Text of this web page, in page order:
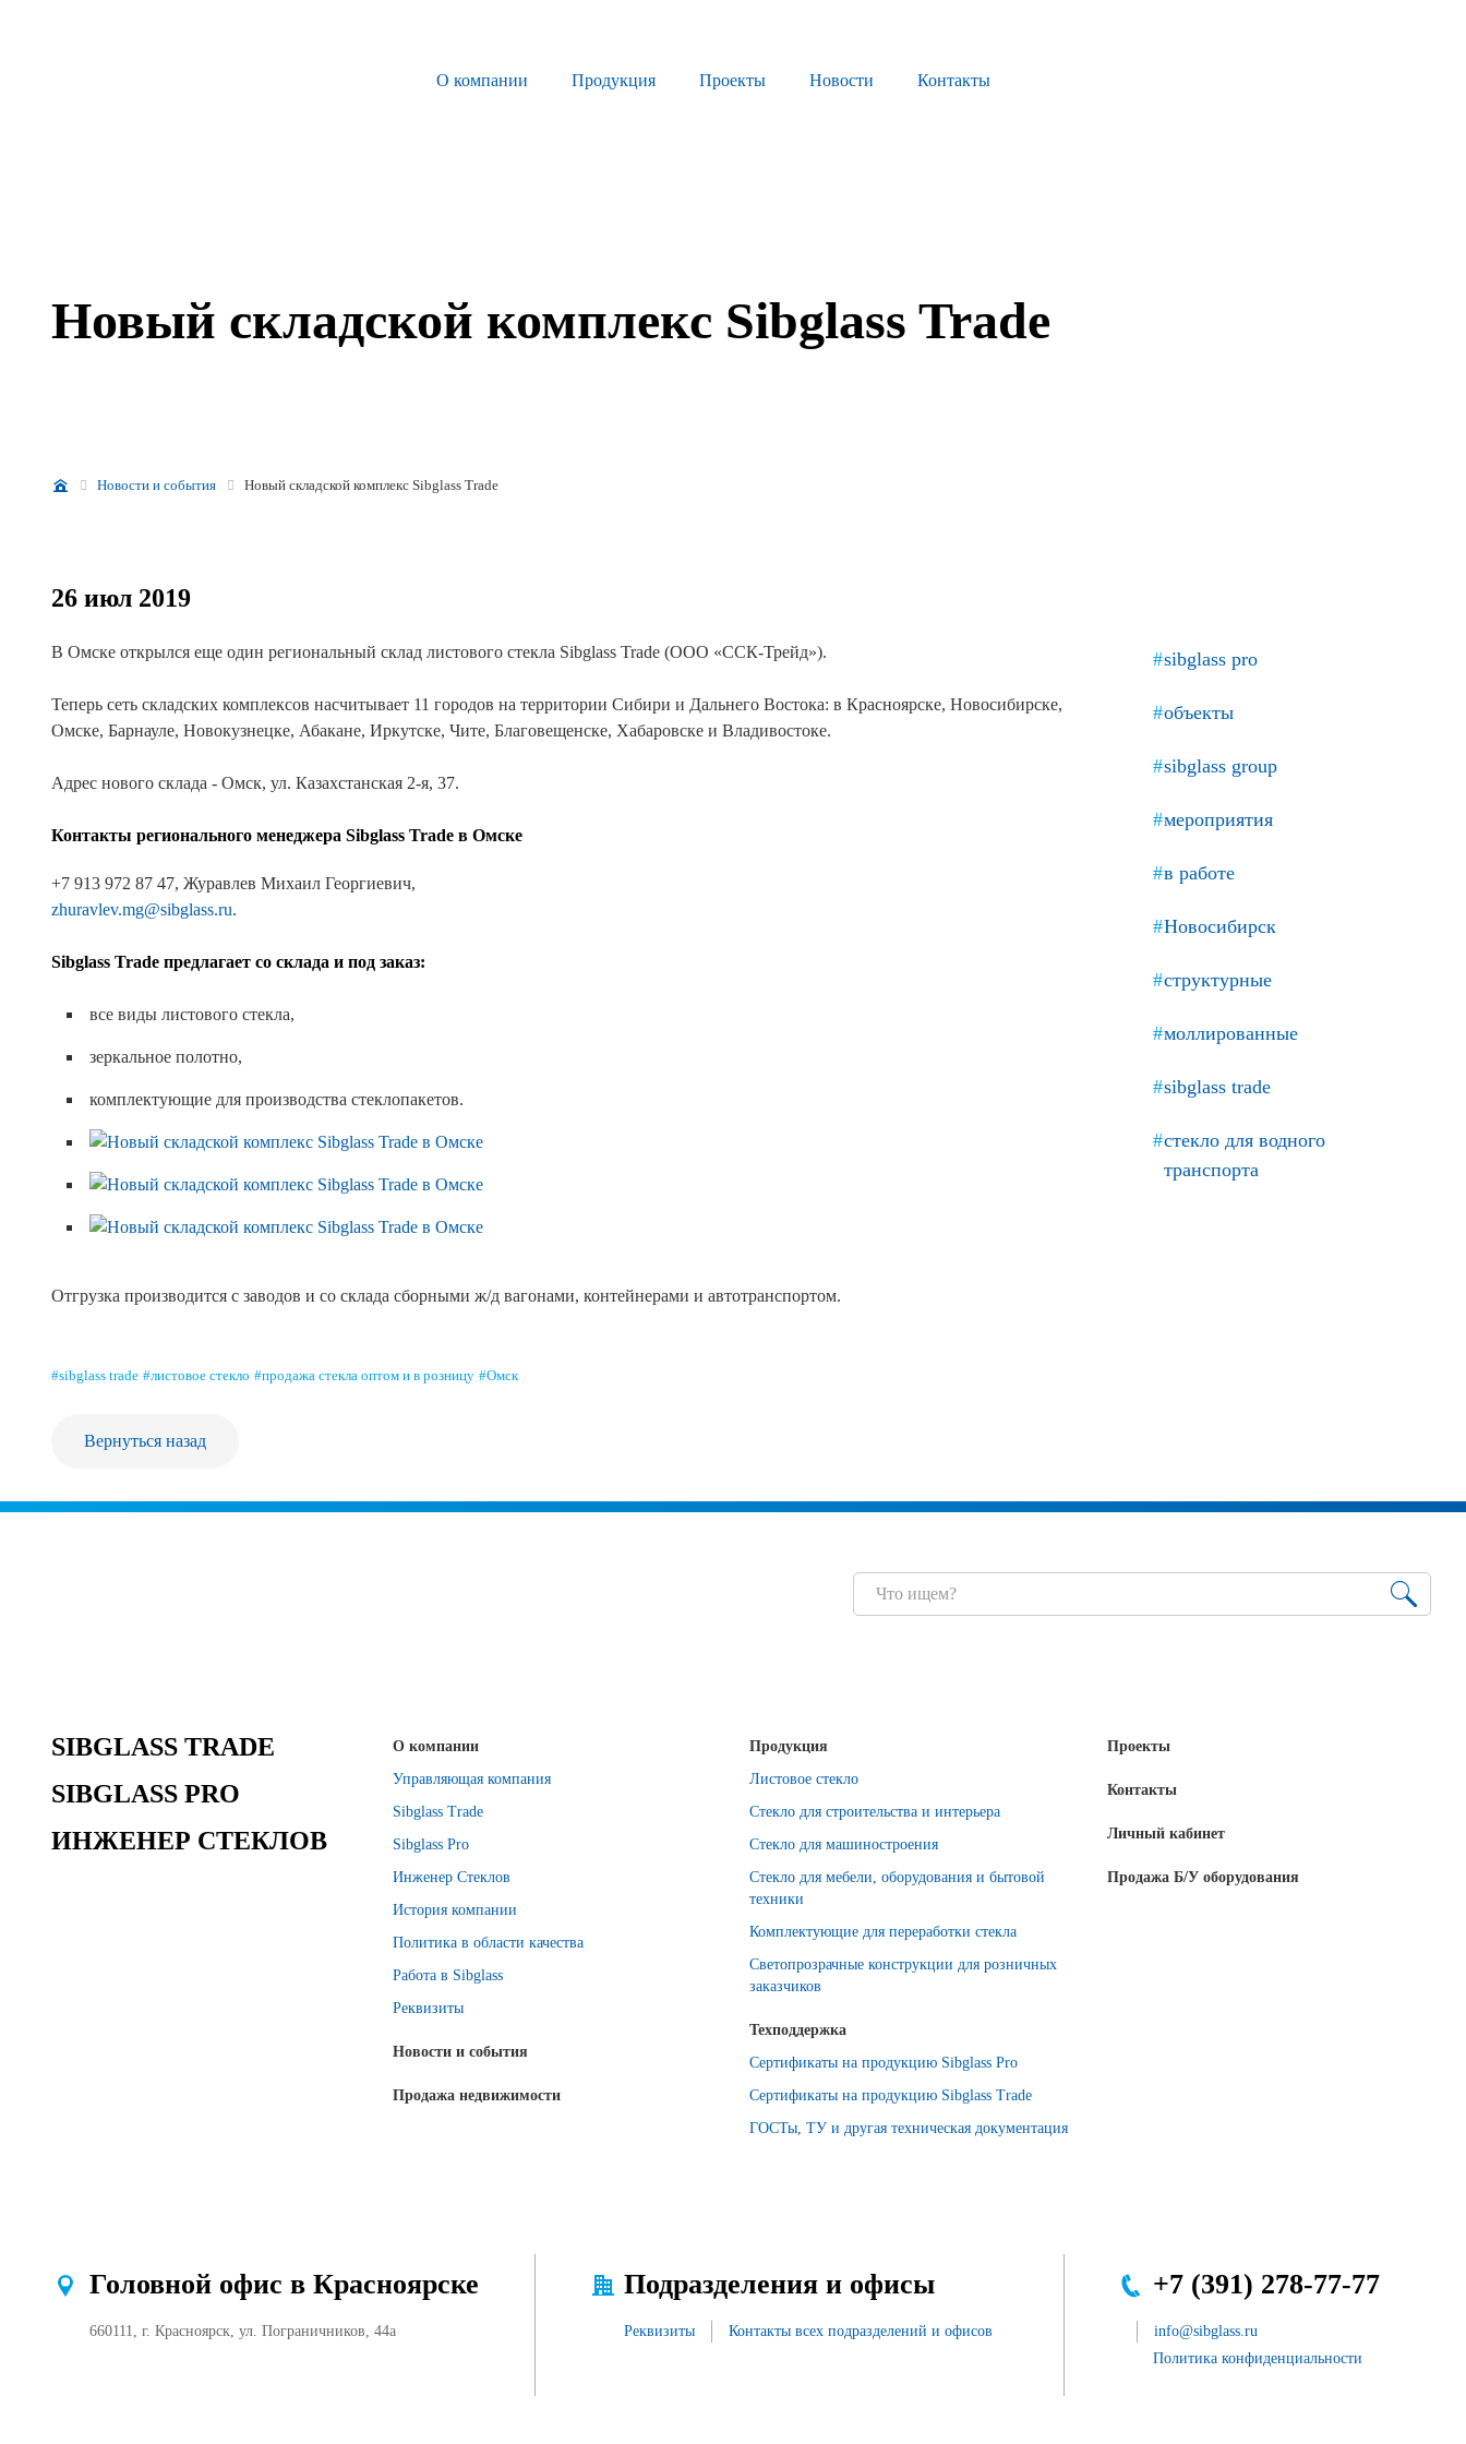
О компании Продукция Проекты Новости Контакты
Инженер Стеклов Стекло для мебели, оборудования и бытовой техники info@sibglass.ru
Новый складской комплекс Sibglass Trade
Новости и события Новый складской комплекс Sibglass Trade
26 июл 2019
В Омске открылся еще один региональный склад листового стекла Sibglass Trade (ООО «ССК-Трейд»).
Теперь сеть складских комплексов насчитывает 11 городов на территории Сибири и Дальнего Востока: в Красноярске, Новосибирске,
Омске, Барнауле, Новокузнецке, Абакане, Иркутске, Чите, Благовещенске, Хабаровске и Владивостоке.
Адрес нового склада - Омск, ул. Казахстанская 2-я, 37.
Контакты регионального менеджера Sibglass Trade в Омске
+7 913 972 87 47, Журавлев Михаил Георгиевич,
zhuravlev.mg@sibglass.ru.
Sibglass Trade предлагает со склада и под заказ:
все виды листового стекла,
зеркальное полотно,
комплектующие для производства стеклопакетов.
Отгрузка производится с заводов и со склада сборными ж/д вагонами, контейнерами и автотранспортом.
#sibglass trade #листовое стекло #продажа стекла оптом и в розницу #Омск
Вернуться назад
sibglass pro
объекты
sibglass group
мероприятия
в работе
Новосибирск
структурные
моллированные
sibglass trade
стекло для водного
транспорта
SIBGLASS TRADE
SIBGLASS PRO
ИНЖЕНЕР СТЕКЛОВ
О компании
Управляющая компания
Sibglass Trade
Sibglass Pro
Инженер Стеклов
История компании
Политика в области качества
Работа в Sibglass
Реквизиты
Новости и события
Продажа недвижимости
Продукция
Листовое стекло
Стекло для строительства и интерьера
Стекло для машиностроения
Стекло для мебели, оборудования и бытовой
техники
Комплектующие для переработки стекла
Светопрозрачные конструкции для розничных
заказчиков
Техподдержка
Сертификаты на продукцию Sibglass Pro
Сертификаты на продукцию Sibglass Trade
ГОСТы, ТУ и другая техническая документация
Проекты
Контакты
Личный кабинет
Продажа Б/У оборудования
Головной офис в Красноярске
660111, г. Красноярск, ул. Пограничников, 44а
Подразделения и офисы
Реквизиты Контакты всех подразделений и офисов
+7 (391) 278-77-77
info@sibglass.ru
Политика конфиденциальности